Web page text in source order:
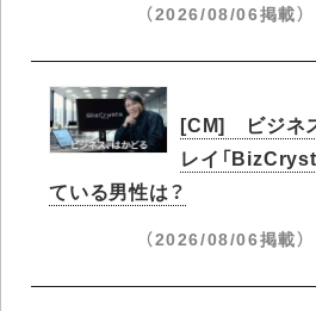
（2026/08/06掲載）
[CM] ビジネ
レイ「
ている男性は？
（2026/08/06掲載）